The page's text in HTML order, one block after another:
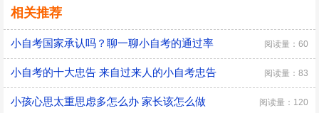
相关推荐
小自考国家承认吗？聊一聊小自考的通过率 阅读量：60
小自考的十大忠告 来自过来人的小自考忠告 阅读量：83
小孩心思太重思虑多怎么办 家长该怎么做 阅读量：120